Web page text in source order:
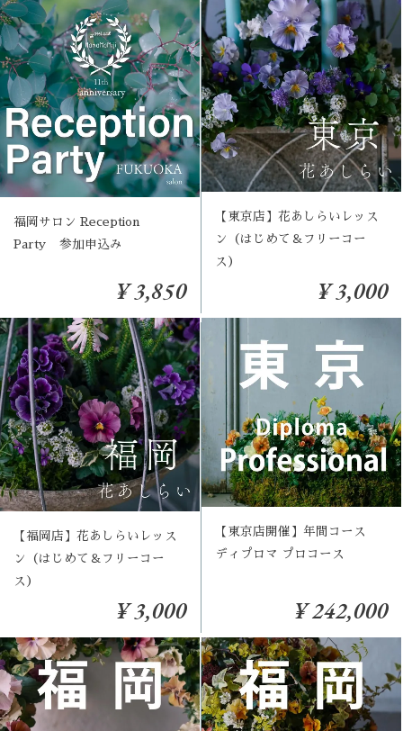
福岡サロン Reception
Party 参加申込み
¥ 3,850
【東京店】花あしらいレッス
ン（はじめて＆フリーコー
ス）
¥ 3,000
【福岡店】花あしらいレッス
ン（はじめて＆フリーコー
ス）
¥ 3,000
【東京店開催】年間コース
ディプロマ プロコース
¥ 242,000